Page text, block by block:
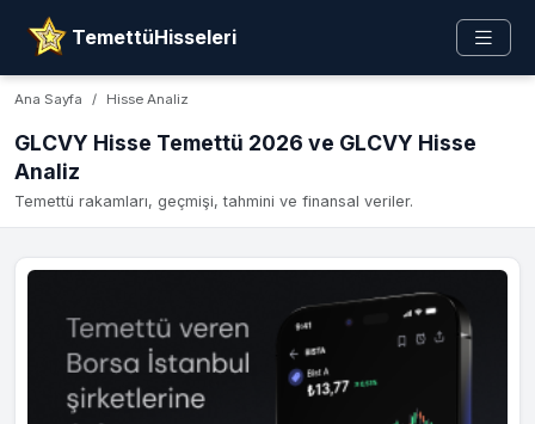
TemettüHisseleri
Ana Sayfa Hisse Analiz
GLCVY Hisse Temettü 2026 ve GLCVY Hisse
Analiz
Temettü rakamları, geçmişi, tahmini ve finansal veriler.